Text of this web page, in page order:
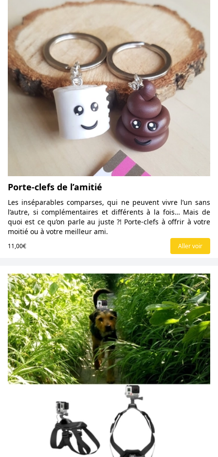
Porte-clefs de l’amitié
Les inséparables comparses, qui ne peuvent vivre l’un sans
l’autre, si complémentaires et différents à la fois… Mais de
quoi est ce qu’on parle au juste ?! Porte-clefs à offrir à votre
moitié ou à votre meilleur ami.
11,00€ Aller voir